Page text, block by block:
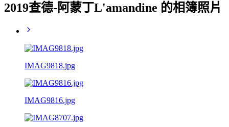
2019查德-阿蒙丁L'amandine 的相簿照片
IMAG9818.jpg
IMAG9816.jpg